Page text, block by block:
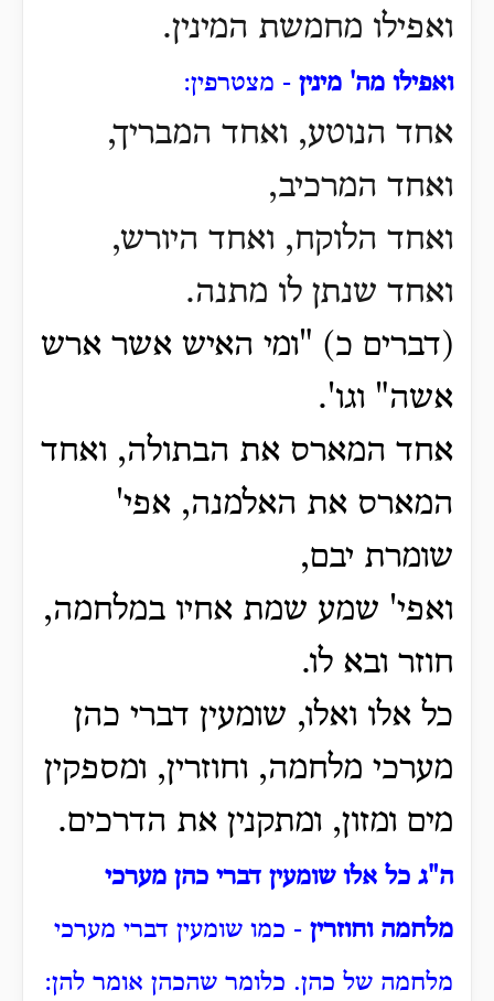
ואפילו מחמשת המינין.
ואפילו מה' מינין - מצטרפין:
אחד הנוטע, ואחד המבריך,
ואחד המרכיב,
ואחד הלוקח, ואחד היורש,
ואחד שנתן לו מתנה.
(דברים כ) "ומי האיש אשר ארש
אשה" וגו'.
אחד המארס את הבתולה, ואחד
המארס את האלמנה, אפי'
שומרת יבם,
ואפי' שמע שמת אחיו במלחמה,
חוזר ובא לו.
כל אלו ואלו, שומעין דברי כהן
מערכי מלחמה, וחוזרין, ומספקין
מים ומזון, ומתקנין את הדרכים.
ה"ג כל אלו שומעין דברי כהן מערכי
מלחמה וחוזרין - כמו שומעין דברי מערכי
מלחמה של כהן. כלומר שהכהן אומר להן: